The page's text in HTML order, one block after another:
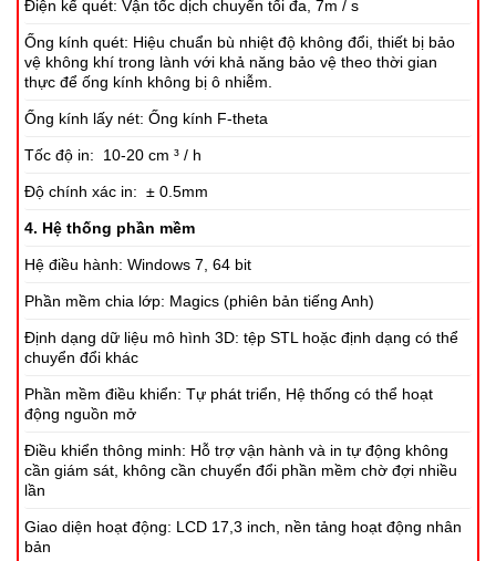
Điện kế quét: Vận tốc dịch chuyển tối đa, 7m / s
Ống kính quét: Hiệu chuẩn bù nhiệt độ không đổi, thiết bị bảo
vệ không khí trong lành với khả năng bảo vệ theo thời gian
thực để ống kính không bị ô nhiễm.
Ống kính lấy nét: Ống kính F-theta
Tốc độ in: 10-20 cm ³ / h
Độ chính xác in: ± 0.5mm
4. Hệ thống phần mềm
Hệ điều hành: Windows 7, 64 bit
Phần mềm chia lớp: Magics (phiên bản tiếng Anh)
Định dạng dữ liệu mô hình 3D: tệp STL hoặc định dạng có thể
chuyển đổi khác
Phần mềm điều khiển: Tự phát triển, Hệ thống có thể hoạt
động nguồn mở
Điều khiển thông minh: Hỗ trợ vận hành và in tự động không
cần giám sát, không cần chuyển đổi phần mềm chờ đợi nhiều
lần
Giao diện hoạt động: LCD 17,3 inch, nền tảng hoạt động nhân
bản